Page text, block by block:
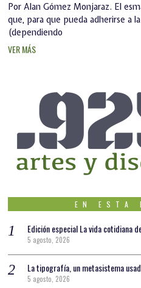
Por Alan Gómez Monjaraz. El
que, para que pueda adherirse a
(dependiendo
VER MÁS
EN ESTA
Edición especial La vida cotidiana
5 agosto, 2026
La tipografía, un metasistema
5 agosto, 2026